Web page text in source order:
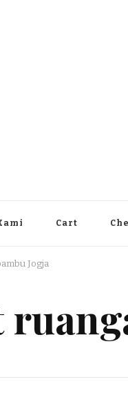
Cart
Jogja